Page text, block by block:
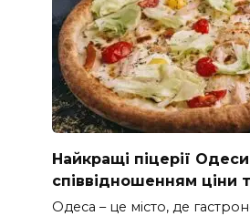
Найкращі піцерії
співвідношенням ціни
Одеса – це місто, де